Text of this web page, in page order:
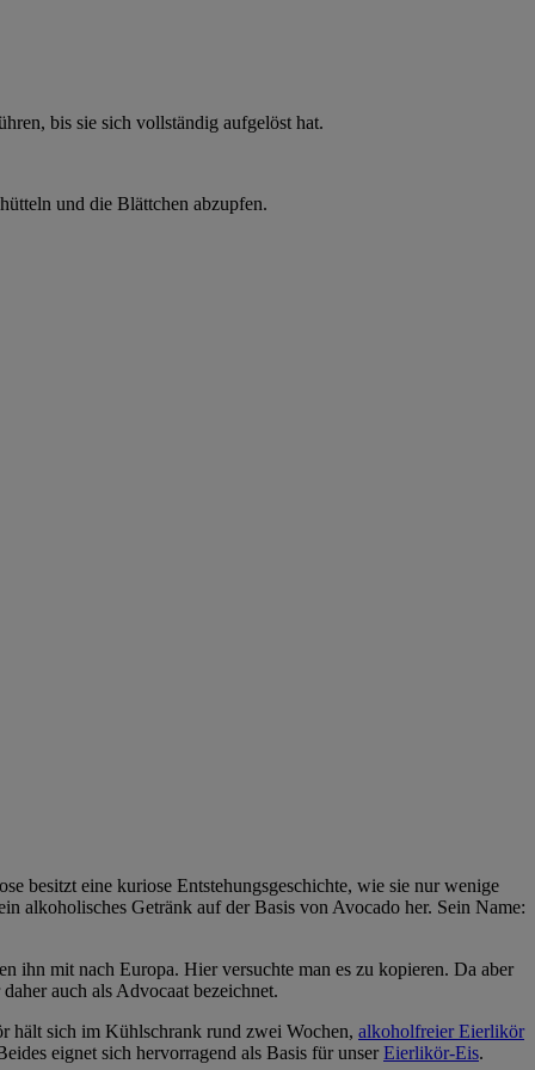
bis sie sich vollständig aufgelöst hat.
und die Blättchen abzupfen.
besitzt eine kuriose Entstehungsgeschichte, wie sie nur wenige
alkoholisches Getränk auf der Basis von Avocado her. Sein Name:
ihn mit nach Europa. Hier versuchte man es zu kopieren. Da aber
auch als Advocaat bezeichnet.
hält sich im Kühlschrank rund zwei Wochen, alkoholfreier Eierlikör
eignet sich hervorragend als Basis für unserEierlikör-Eis.